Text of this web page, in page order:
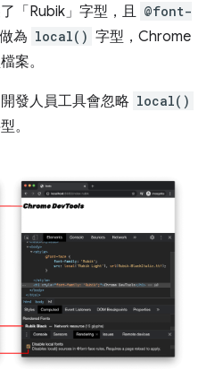
「Rubik」字型，且
@font-
為 local() 字型，Chrome
案。
發人員工具會忽略 local()
。